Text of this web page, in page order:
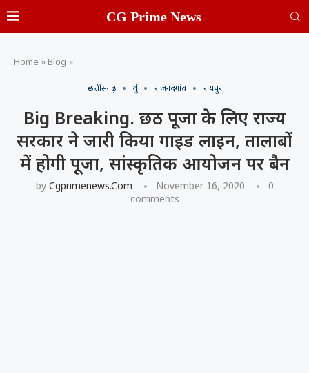
CG Prime News
Home » Blog »
छत्तीसगढ़ दुर्ग राजनंदगांव रायपुर
Big Breaking. छठ पूजा के लिए राज्य
सरकार ने जारी किया गाइड लाइन, तालाबों
में होगी पूजा, सांस्कृतिक आयोजन पर बैन
by Cgprimenews.com November 16, 2020
0
comments